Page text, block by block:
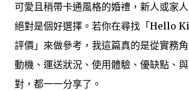
可愛且稍帶卡通風格的婚禮，新人或家
絕對是個好選擇。若你在尋找「Hello
評價」來做參考，我這篇真的是從實務
動機、運送狀況、使用體驗、優缺點、
對，都一一分享了。